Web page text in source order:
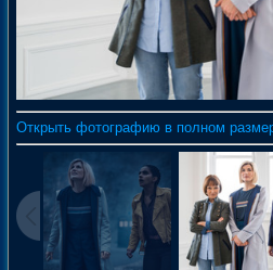
Открыть фотографию в полном